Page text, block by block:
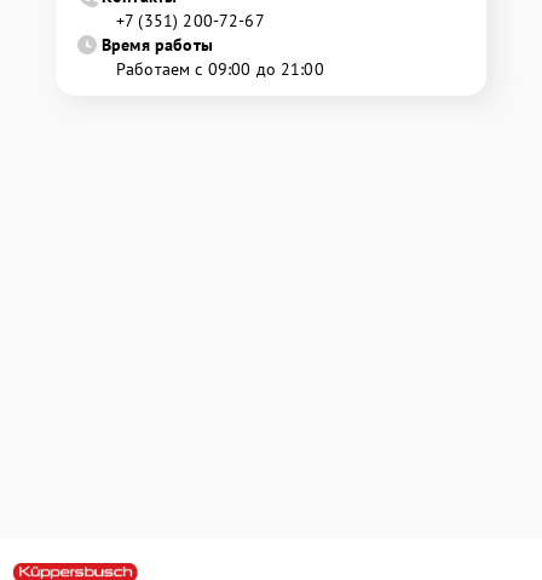
+7 (351) 200-72-67
Время работы
Работаем с 09:00 до 21:00